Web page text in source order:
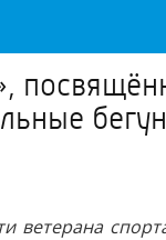
ветерана